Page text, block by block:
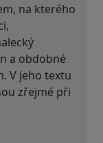
na kterého
a obdobné
V jeho textu
zřejmé při